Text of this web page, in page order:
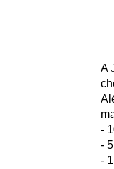
A
-
-
-